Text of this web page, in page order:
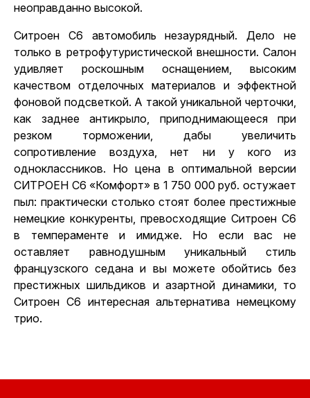
неоправданно высокой.
Ситроен С6 автомобиль незаурядный. Дело не
только в ретрофутуристической внешности. Салон
удивляет роскошным оснащением, высоким
качеством отделочных материалов и эффектной
фоновой подсветкой. А такой уникальной черточки,
как заднее антикрыло, приподнимающееся при
резком торможении, дабы увеличить
сопротивление воздуха, нет ни у кого из
одноклассников. Но цена в оптимальной версии
СИТРОЕН С6 «Комфорт» в 1 750 000 руб. остужает
пыл: практически столько стоят более престижные
немецкие конкуренты, превосходящие Ситроен С6
в темпераменте и имидже. Но если вас не
оставляет равнодушным уникальный стиль
французского седана и вы можете обойтись без
престижных шильдиков и азартной динамики, то
Ситроен С6 интересная альтернатива немецкому
трио.